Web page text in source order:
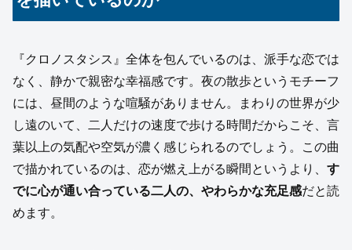
『クロノスタシス』全体を包んでいるのは、派手な恋では
なく、静かで親密な幸福感です。夜の散歩というモチーフ
には、昼間のような喧騒がありません。まわりの世界が少
し遠のいて、二人だけの速度で歩ける時間だからこそ、言
葉以上の気配や空気が濃く感じられるのでしょう。この曲
で描かれているのは、恋が燃え上がる瞬間というより、 す
でに心が通い合っている二人の、やわらかな充足感だと読
めます。